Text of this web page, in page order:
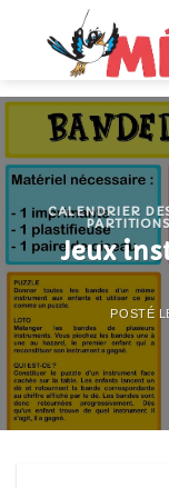
CALENDRIER
Jeux
POSTÉ